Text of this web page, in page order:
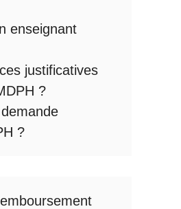
enseignant
justificatives
?
demande
?